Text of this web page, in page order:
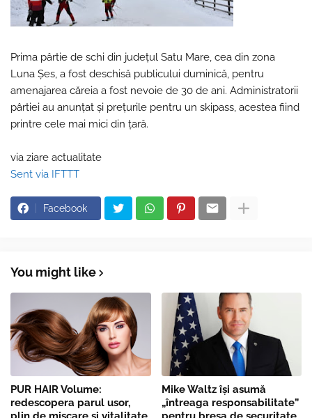
Prima pârtie de schi din judeţul Satu Mare, cea din zona
Luna Şes, a fost deschisă publicului duminică, pentru
amenajarea căreia a fost nevoie de 30 de ani. Administratorii
pârtiei au anunțat și prețurile pentru un skipass, acestea fiind
printre cele mai mici din țară.
via ziare actualitate
Sent via IFTTT
Facebook
You might like
PUR HAIR Volume:
redescopera parul usor,
Mike Waltz îşi asumă
„întreaga responsabilitate”